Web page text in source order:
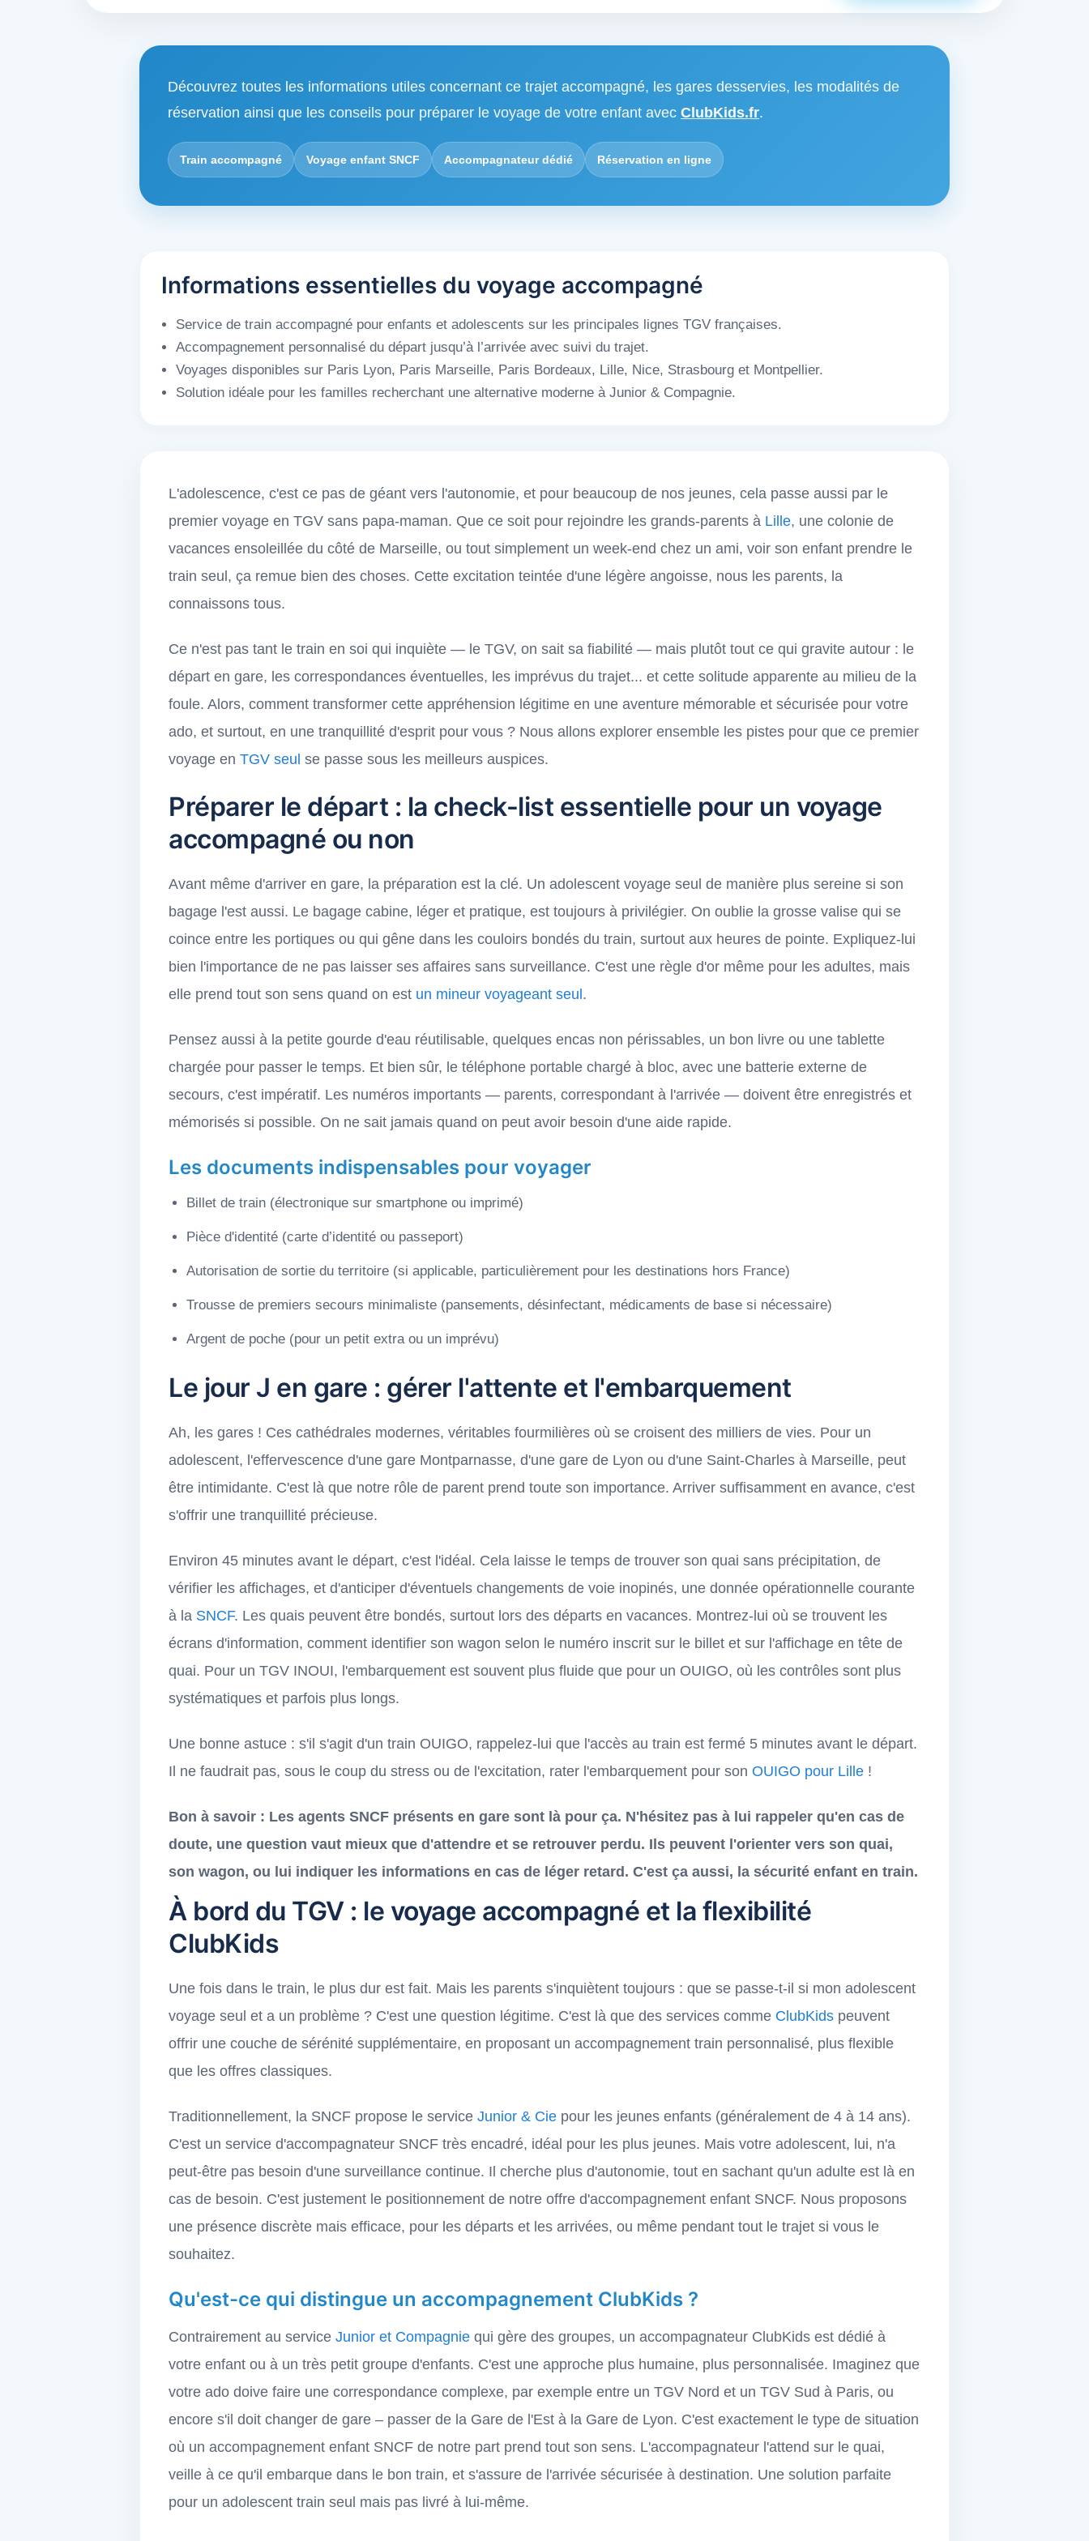
Découvrez toutes les informations utiles concernant ce trajet accompagné, les gares desservies, les modalités de
réservation ainsi que les conseils pour préparer le voyage de votre enfant avec ClubKids.fr.
Train accompagné Voyage enfant SNCF Accompagnateur dédié Réservation en ligne
Informations essentielles du voyage accompagné
Service de train accompagné pour enfants et adolescents sur les principales lignes TGV françaises.
Accompagnement personnalisé du départ jusqu’à l’arrivée avec suivi du trajet.
Voyages disponibles sur Paris Lyon, Paris Marseille, Paris Bordeaux, Lille, Nice, Strasbourg et Montpellier.
Solution idéale pour les familles recherchant une alternative moderne à Junior & Compagnie.
L'adolescence, c'est ce pas de géant vers l'autonomie, et pour beaucoup de nos jeunes, cela passe aussi par le
premier voyage en TGV sans papa-maman. Que ce soit pour rejoindre les grands-parents à Lille, une colonie de
vacances ensoleillée du côté de Marseille, ou tout simplement un week-end chez un ami, voir son enfant prendre le
train seul, ça remue bien des choses. Cette excitation teintée d'une légère angoisse, nous les parents, la
connaissons tous.
Ce n'est pas tant le train en soi qui inquiète — le TGV, on sait sa fiabilité — mais plutôt tout ce qui gravite autour : le
départ en gare, les correspondances éventuelles, les imprévus du trajet... et cette solitude apparente au milieu de la
foule. Alors, comment transformer cette appréhension légitime en une aventure mémorable et sécurisée pour votre
ado, et surtout, en une tranquillité d'esprit pour vous ? Nous allons explorer ensemble les pistes pour que ce premier
voyage en TGV seul se passe sous les meilleurs auspices.
Préparer le départ : la check-list essentielle pour un voyage
accompagné ou non
Avant même d'arriver en gare, la préparation est la clé. Un adolescent voyage seul de manière plus sereine si son
bagage l'est aussi. Le bagage cabine, léger et pratique, est toujours à privilégier. On oublie la grosse valise qui se
coince entre les portiques ou qui gêne dans les couloirs bondés du train, surtout aux heures de pointe. Expliquez-lui
bien l'importance de ne pas laisser ses affaires sans surveillance. C'est une règle d'or même pour les adultes, mais
elle prend tout son sens quand on est un mineur voyageant seul .
Pensez aussi à la petite gourde d'eau réutilisable, quelques encas non périssables, un bon livre ou une tablette
chargée pour passer le temps. Et bien sûr, le téléphone portable chargé à bloc, avec une batterie externe de
secours, c'est impératif. Les numéros importants — parents, correspondant à l'arrivée — doivent être enregistrés et
mémorisés si possible. On ne sait jamais quand on peut avoir besoin d'une aide rapide.
Les documents indispensables pour voyager
Billet de train (électronique sur smartphone ou imprimé)
Pièce d'identité (carte d’identité ou passeport)
Autorisation de sortie du territoire (si applicable, particulièrement pour les destinations hors France)
Trousse de premiers secours minimaliste (pansements, désinfectant, médicaments de base si nécessaire)
Argent de poche (pour un petit extra ou un imprévu)
Le jour J en gare : gérer l'attente et l'embarquement
Ah, les gares ! Ces cathédrales modernes, véritables fourmilières où se croisent des milliers de vies. Pour un
adolescent, l'effervescence d'une gare Montparnasse, d'une gare de Lyon ou d'une Saint-Charles à Marseille, peut
être intimidante. C'est là que notre rôle de parent prend toute son importance. Arriver suffisamment en avance, c'est
s'offrir une tranquillité précieuse.
Environ 45 minutes avant le départ, c'est l'idéal. Cela laisse le temps de trouver son quai sans précipitation, de
vérifier les affichages, et d'anticiper d'éventuels changements de voie inopinés, une donnée opérationnelle courante
à la SNCF. Les quais peuvent être bondés, surtout lors des départs en vacances. Montrez-lui où se trouvent les
écrans d'information, comment identifier son wagon selon le numéro inscrit sur le billet et sur l'affichage en tête de
quai. Pour un TGV INOUI, l'embarquement est souvent plus fluide que pour un OUIGO, où les contrôles sont plus
systématiques et parfois plus longs.
Une bonne astuce : s'il s'agit d'un train OUIGO, rappelez-lui que l'accès au train est fermé 5 minutes avant le départ.
Il ne faudrait pas, sous le coup du stress ou de l'excitation, rater l'embarquement pour son OUIGO pour Lille !
Bon à savoir : Les agents SNCF présents en gare sont là pour ça. N'hésitez pas à lui rappeler qu'en cas de
doute, une question vaut mieux que d'attendre et se retrouver perdu. Ils peuvent l'orienter vers son quai,
son wagon, ou lui indiquer les informations en cas de léger retard. C'est ça aussi, la sécurité enfant en train.
À bord du TGV : le voyage accompagné et la flexibilité
ClubKids
Une fois dans le train, le plus dur est fait. Mais les parents s'inquiètent toujours : que se passe-t-il si mon adolescent
voyage seul et a un problème ? C'est une question légitime. C'est là que des services comme ClubKids peuvent
offrir une couche de sérénité supplémentaire, en proposant un accompagnement train personnalisé, plus flexible
que les offres classiques.
Traditionnellement, la SNCF propose le service Junior & Cie pour les jeunes enfants (généralement de 4 à 14 ans).
C'est un service d'accompagnateur SNCF très encadré, idéal pour les plus jeunes. Mais votre adolescent, lui, n'a
peut-être pas besoin d'une surveillance continue. Il cherche plus d'autonomie, tout en sachant qu'un adulte est là en
cas de besoin. C'est justement le positionnement de notre offre d'accompagnement enfant SNCF. Nous proposons
une présence discrète mais efficace, pour les départs et les arrivées, ou même pendant tout le trajet si vous le
souhaitez.
Qu'est-ce qui distingue un accompagnement ClubKids ?
Contrairement au service Junior et Compagnie qui gère des groupes, un accompagnateur ClubKids est dédié à
votre enfant ou à un très petit groupe d'enfants. C'est une approche plus humaine, plus personnalisée. Imaginez que
votre ado doive faire une correspondance complexe, par exemple entre un TGV Nord et un TGV Sud à Paris, ou
encore s'il doit changer de gare – passer de la Gare de l'Est à la Gare de Lyon. C'est exactement le type de situation
où un accompagnement enfant SNCF de notre part prend tout son sens. L'accompagnateur l'attend sur le quai,
veille à ce qu'il embarque dans le bon train, et s'assure de l'arrivée sécurisée à destination. Une solution parfaite
pour un adolescent train seul mais pas livré à lui-même.